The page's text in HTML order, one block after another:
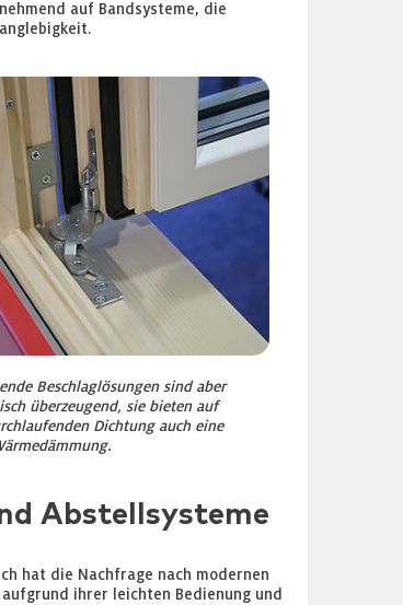
auf Bandsysteme, die
Beschlaglösungen sind aber
überzeugend, sie bieten auf
Dichtung auch eine
Abstellsysteme
hat die Nachfrage nach modernen
ihrer leichten Bedienung und